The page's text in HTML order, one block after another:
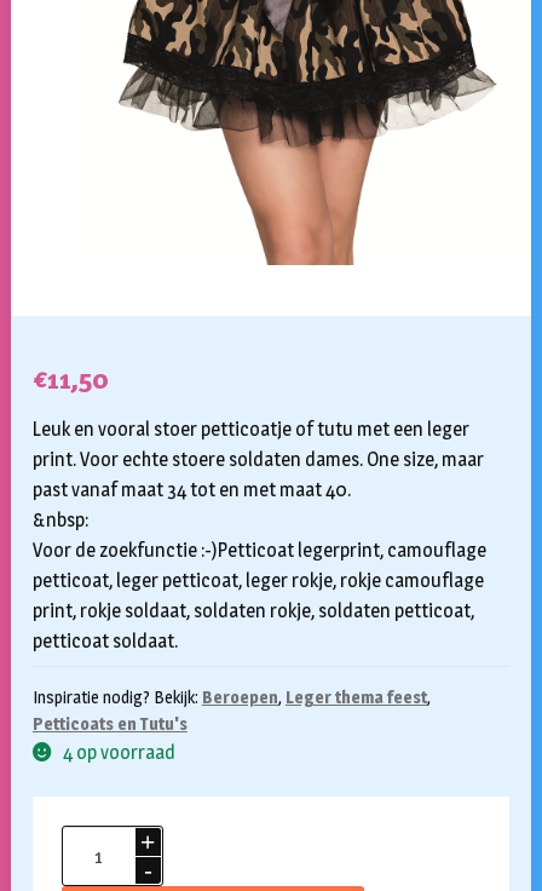
€11,50
Leuk en vooral stoer petticoatje of tutu met een leger
print. Voor echte stoere soldaten dames. One size, maar
past vanaf maat 34 tot en met maat 40.
&nbsp:
Voor de zoekfunctie :-)Petticoat legerprint, camouflage
petticoat, leger petticoat, leger rokje, rokje camouflage
print, rokje soldaat, soldaten rokje, soldaten petticoat,
petticoat soldaat.
Inspiratie nodig? Bekijk: Beroepen, Leger thema feest,
Petticoats en Tutu's
4 op voorraad
camouflage